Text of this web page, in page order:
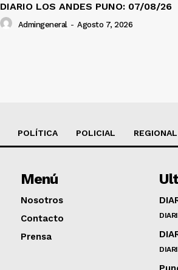
DIARIO LOS ANDES PUNO: 07/08/26
Admingeneral - Agosto 7, 2026
POLÍTICA POLICIAL REGIONAL
Menú
Nosotros
Contacto
Prensa